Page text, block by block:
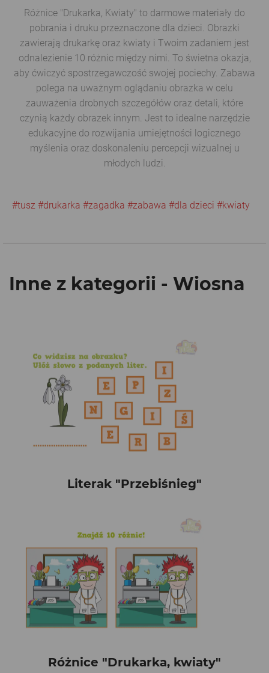
Różnice "Drukarka, Kwiaty" to darmowe materiały do
pobrania i druku przeznaczone dla dzieci. Obrazki
zawierają drukarkę oraz kwiaty i Twoim zadaniem jest
odnalezienie 10 różnic między nimi. To świetna okazja,
aby ćwiczyć spostrzegawczość swojej pociechy. Zabawa
polega na uważnym oglądaniu obrazka w celu
zauważenia drobnych szczegółów oraz detali, które
czynią każdy obrazek innym. Jest to idealne narzędzie
edukacyjne do rozwijania umiejętności logicznego
myślenia oraz doskonaleniu percepcji wizualnej u
młodych ludzi.
#tusz #drukarka #zagadka #zabawa #dla dzieci #kwiaty
Inne z kategorii - Wiosna
Literak "Przebiśnieg"
Różnice "Drukarka, kwiaty"